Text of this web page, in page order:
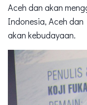
Aceh dan akan
Indonesia, Aceh
akan kebudayaan.